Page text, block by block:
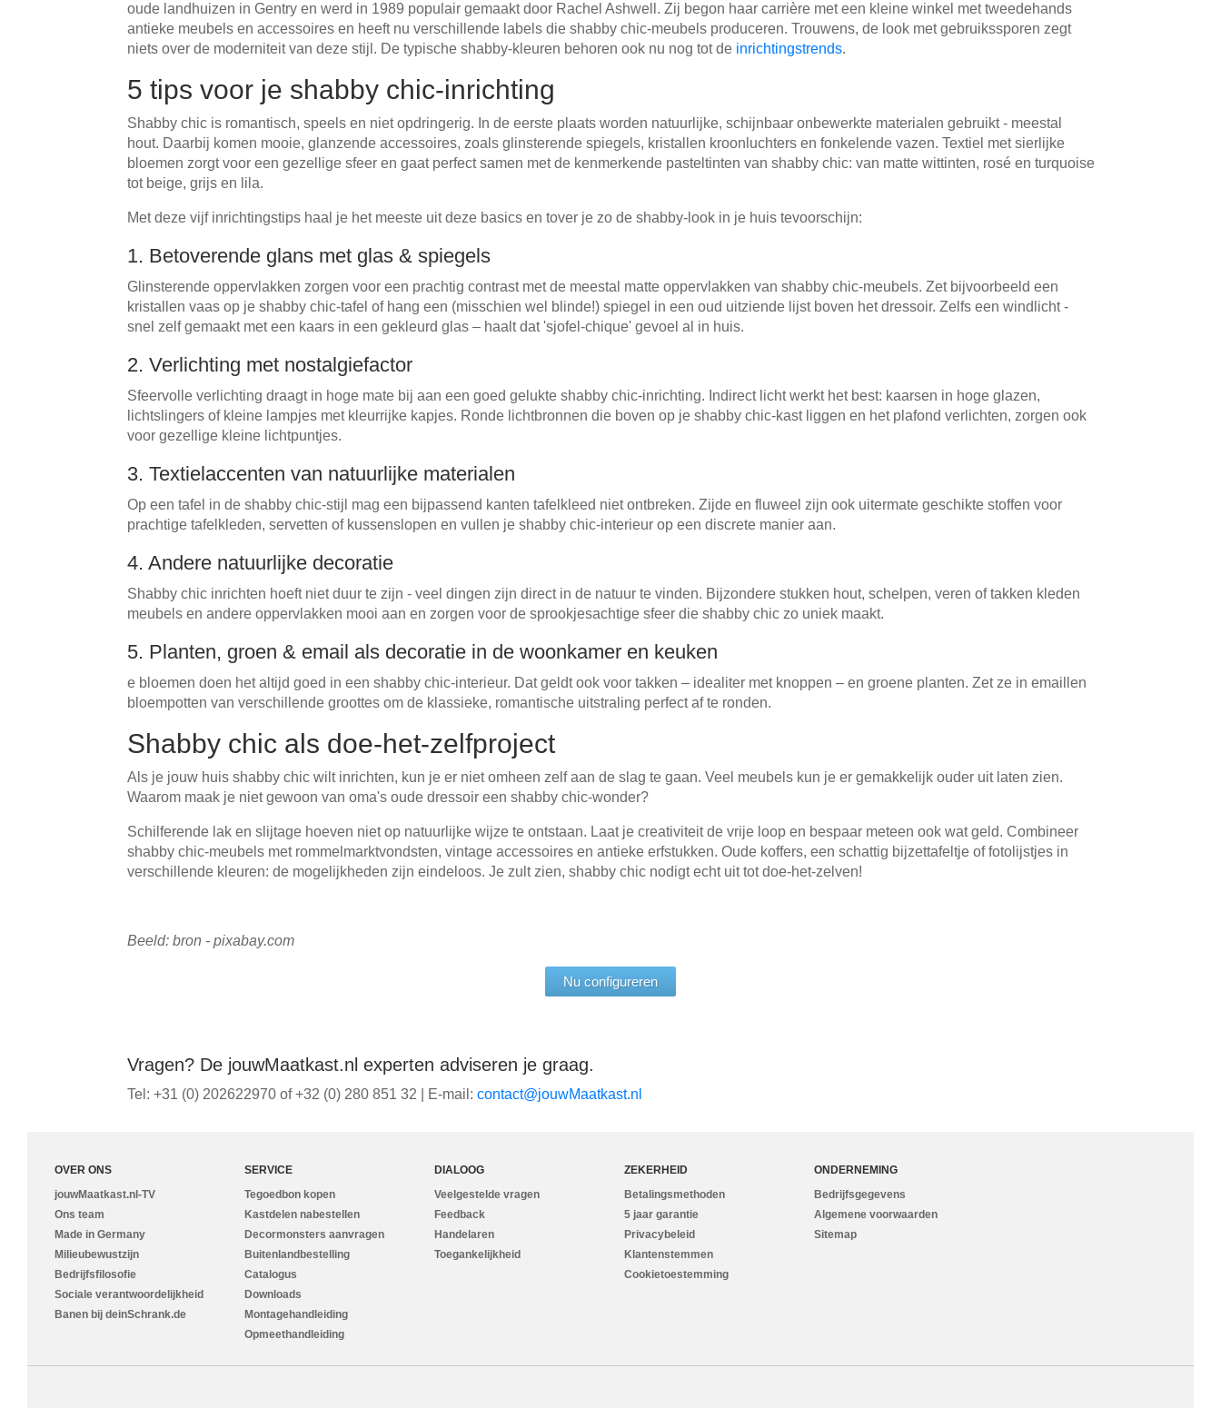
oude landhuizen in Gentry en werd in 1989 populair gemaakt door Rachel Ashwell. Zij begon haar carrière met een kleine winkel met tweedehands
antieke meubels en accessoires en heeft nu verschillende labels die shabby chic-meubels produceren. Trouwens, de look met gebruikssporen zegt
niets over de moderniteit van deze stijl. De typische shabby-kleuren behoren ook nu nog tot de inrichtingstrends.
5 tips voor je shabby chic-inrichting
Shabby chic is romantisch, speels en niet opdringerig. In de eerste plaats worden natuurlijke, schijnbaar onbewerkte materialen gebruikt - meestal
hout. Daarbij komen mooie, glanzende accessoires, zoals glinsterende spiegels, kristallen kroonluchters en fonkelende vazen. Textiel met sierlijke
bloemen zorgt voor een gezellige sfeer en gaat perfect samen met de kenmerkende pasteltinten van shabby chic: van matte wittinten, rosé en turquoise
tot beige, grijs en lila.
Met deze vijf inrichtingstips haal je het meeste uit deze basics en tover je zo de shabby-look in je huis tevoorschijn:
1. Betoverende glans met glas & spiegels
Glinsterende oppervlakken zorgen voor een prachtig contrast met de meestal matte oppervlakken van shabby chic-meubels. Zet bijvoorbeeld een
kristallen vaas op je shabby chic-tafel of hang een (misschien wel blinde!) spiegel in een oud uitziende lijst boven het dressoir. Zelfs een windlicht -
snel zelf gemaakt met een kaars in een gekleurd glas – haalt dat 'sjofel-chique' gevoel al in huis.
2. Verlichting met nostalgiefactor
Sfeervolle verlichting draagt in hoge mate bij aan een goed gelukte shabby chic-inrichting. Indirect licht werkt het best: kaarsen in hoge glazen,
lichtslingers of kleine lampjes met kleurrijke kapjes. Ronde lichtbronnen die boven op je shabby chic-kast liggen en het plafond verlichten, zorgen ook
voor gezellige kleine lichtpuntjes.
3. Textielaccenten van natuurlijke materialen
Op een tafel in de shabby chic-stijl mag een bijpassend kanten tafelkleed niet ontbreken. Zijde en fluweel zijn ook uitermate geschikte stoffen voor
prachtige tafelkleden, servetten of kussenslopen en vullen je shabby chic-interieur op een discrete manier aan.
4. Andere natuurlijke decoratie
Shabby chic inrichten hoeft niet duur te zijn - veel dingen zijn direct in de natuur te vinden. Bijzondere stukken hout, schelpen, veren of takken kleden
meubels en andere oppervlakken mooi aan en zorgen voor de sprookjesachtige sfeer die shabby chic zo uniek maakt.
5. Planten, groen & email als decoratie in de woonkamer en keuken
e bloemen doen het altijd goed in een shabby chic-interieur. Dat geldt ook voor takken – idealiter met knoppen – en groene planten. Zet ze in emaillen
bloempotten van verschillende groottes om de klassieke, romantische uitstraling perfect af te ronden.
Shabby chic als doe-het-zelfproject
Als je jouw huis shabby chic wilt inrichten, kun je er niet omheen zelf aan de slag te gaan. Veel meubels kun je er gemakkelijk ouder uit laten zien.
Waarom maak je niet gewoon van oma's oude dressoir een shabby chic-wonder?
Schilferende lak en slijtage hoeven niet op natuurlijke wijze te ontstaan. Laat je creativiteit de vrije loop en bespaar meteen ook wat geld. Combineer
shabby chic-meubels met rommelmarktvondsten, vintage accessoires en antieke erfstukken. Oude koffers, een schattig bijzettafeltje of fotolijstjes in
verschillende kleuren: de mogelijkheden zijn eindeloos. Je zult zien, shabby chic nodigt echt uit tot doe-het-zelven!
Beeld: bron - pixabay.com
Nu configureren
Vragen? De jouwMaatkast.nl experten adviseren je graag.
Tel: +31 (0) 202622970 of +32 (0) 280 851 32 | E-mail: ln.tsaktaaMwuoj@tcatnoc
OVER ONS
jouwMaatkast.nl-TV
Ons team
Made in Germany
Milieubewustzijn
Bedrijfsfilosofie
Sociale verantwoordelijkheid
Banen bij deinSchrank.de
SERVICE
Tegoedbon kopen
Kastdelen nabestellen
Decormonsters aanvragen
Buitenlandbestelling
Catalogus
Downloads
Montagehandleiding
Opmeethandleiding
DIALOOG
Veelgestelde vragen
Feedback
Handelaren
Toegankelijkheid
ZEKERHEID
Betalingsmethoden
5 jaar garantie
Privacybeleid
Klantenstemmen
Cookietoestemming
ONDERNEMING
Bedrijfsgegevens
Algemene voorwaarden
Sitemap